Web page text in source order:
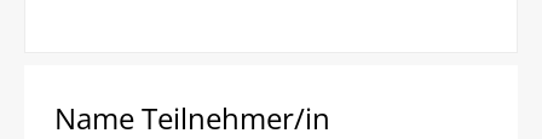
Name Teilnehmer/in